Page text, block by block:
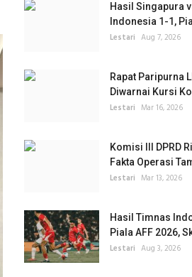
Hasil Singapura
Indonesia 1-1,
Lestari Aug 7, 2026
Rapat Paripurna
Diwarnai Kursi
Lestari Mar 16, 2026
Komisi III DPRD
Fakta Operasi
Lestari Mar 13, 2026
Hasil Timnas
Piala AFF 2026,
Lestari Aug 3, 2026